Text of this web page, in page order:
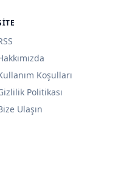
Koşulları
Politikası
Ulaşın